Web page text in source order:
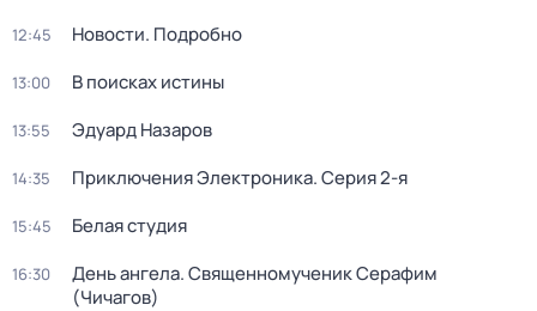
12:45 Новости. Подробно
13:00 В поисках истины
13:55 Эдуард Назаров
14:35 Приключения Электроника. Серия 2-я
15:45 Белая студия
16:30
День ангела. Священномученик Серафим
(Чичагов)